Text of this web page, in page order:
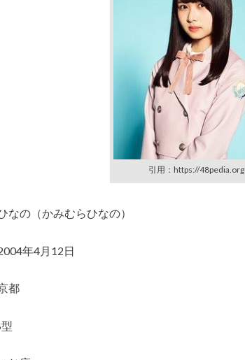
引用：https://48pedia.org
なの（かみむらひなの）
年4月12日
都